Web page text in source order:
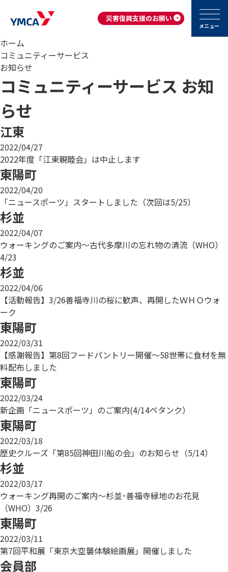
災害復興支援のお願い
メニュー
ホーム
コミュニティーサービス
お知らせ
コミュニティーサービス お知
らせ
江東
2022/04/27
2022年度「江東親睦会」は中止します
東陽町
2022/04/20
「ニュースポーツ」スタートしました（次回は5/25）
杉並
2022/04/07
ウォーキングのご案内～古代多摩川の忘れ物の清流（WHO）
4/23
杉並
2022/04/06
【活動報告】3/26善福寺川の桜に歓声、再開したＷＨＯウォ
ーク
東陽町
2022/03/31
【感謝報告】第8回フードパントリー開催～58世帯に食材を無
料配布しました
東陽町
2022/03/24
新企画「ニュースポーツ」のご案内(4/14ペタンク）
東陽町
2022/03/18
歴史クルーズ「第85回神田川船の会」のお知らせ（5/14）
杉並
2022/03/17
ウォーキング再開のご案内～杉並･善福寺緑地のお花見
（WHO）3/26
東陽町
2022/03/11
第7回平和展「東京大空襲体験絵画展」開催しました
会員部